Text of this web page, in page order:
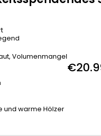
Volumenmangel
und warme Hölzer
€